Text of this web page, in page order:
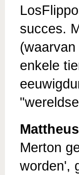
succes.
enkele
Merton
worden',